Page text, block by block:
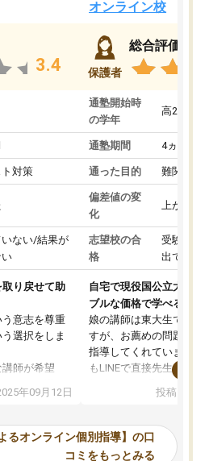
3.4
対策
ない/結果が
り戻せて助
意志を尊重
選択をしま
師が希望
かなど選ぶ
師で良いか
年09月12日
オンライン校
保護者
総合評価
通塾開始時
の学年
高2
通塾期間 4ヵ月～1
通った目的 難関私立
偏差値の変
化
上がった
志望校の合
格
受験して
出ていな
自宅で現役国公立大学生
ブルな価格で学べる
娘の講師は東大生では無
すが、お薦めの問題集や
指導してくれています。
もLINEで直接先生に質問
めれるので、個人に合
いなのがあり(有料)、受
ことをどんなスケジュー
投稿日：
るオンライン個別指導】の口
コミをもっとみる